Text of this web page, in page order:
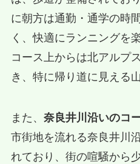
に朝方は通勤・通学の時
く、快適にランニングを
コース上からは北アルプ
き、特に帰り道に見える
また、 奈良井川沿いのコ
市街地を流れる奈良井川
れており、街の喧騒から